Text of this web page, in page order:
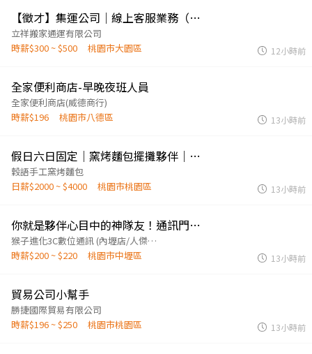
【徵才】集運公司｜線上客服業務（可在家工作）
立祥搬家通運有限公司
時薪$300 ~ $500
桃園市大園區 12小時前
全家便利商店-早晚夜班人員
全家便利商店(威德商行)
時薪$196
桃園市八德區 13小時前
假日六日固定｜窯烤麵包擺攤夥伴｜無經驗可
穀語手工窯烤麵包
日薪$2000 ~ $4000
桃園市桃園區 13小時前
你就是夥伴心目中的神隊友！通訊門市【服務工讀生發揮你的親和力影響力，享員購優惠】
猴子進化3C數位通訊 (內壢店/人傑手機配件店)
時薪$200 ~ $220
桃園市中壢區 13小時前
貿易公司小幫手
勝捷國際貿易有限公司
時薪$196 ~ $250
桃園市桃園區 13小時前